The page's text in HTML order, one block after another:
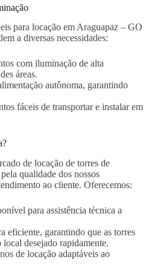
para locação em Araguapaz – GO
a diversas necessidades:
com iluminação de alta
áreas.
autônoma, garantindo
fáceis de transportar e instalar em
de locação de torres de
qualidade dos nossos
ao cliente. Oferecemos:
para assistência técnica a
eficiente, garantindo que as torres
desejado rapidamente.
de locação adaptáveis ao